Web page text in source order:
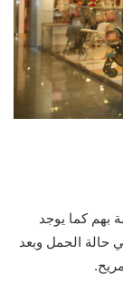
بهم كما يوجد
حالة الحمل وبعد